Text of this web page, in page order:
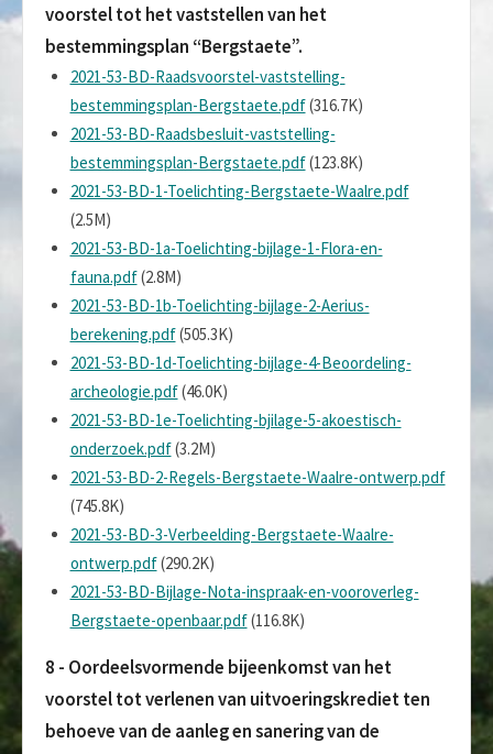
voorstel tot het vaststellen van het
bestemmingsplan “Bergstaete”.
2021-53-BD-Raadsvoorstel-vaststelling-
bestemmingsplan-Bergstaete.pdf(316.7K)
2021-53-BD-Raadsbesluit-vaststelling-
bestemmingsplan-Bergstaete.pdf(123.8K)
2021-53-BD-1-Toelichting-Bergstaete-Waalre.pdf
(2.5M)
2021-53-BD-1a-Toelichting-bijlage-1-Flora-en-
fauna.pdf(2.8M)
2021-53-BD-1b-Toelichting-bijlage-2-Aerius-
berekening.pdf(505.3K)
2021-53-BD-1d-Toelichting-bijlage-4-Beoordeling-
archeologie.pdf(46.0K)
2021-53-BD-1e-Toelichting-bjilage-5-akoestisch-
onderzoek.pdf(3.2M)
2021-53-BD-2-Regels-Bergstaete-Waalre-ontwerp.pdf
(745.8K)
2021-53-BD-3-Verbeelding-Bergstaete-Waalre-
ontwerp.pdf(290.2K)
2021-53-BD-Bijlage-Nota-inspraak-en-vooroverleg-
Bergstaete-openbaar.pdf(116.8K)
8 - Oordeelsvormende bijeenkomst van het
voorstel tot verlenen van uitvoeringskrediet ten
behoeve van de aanleg en sanering van de